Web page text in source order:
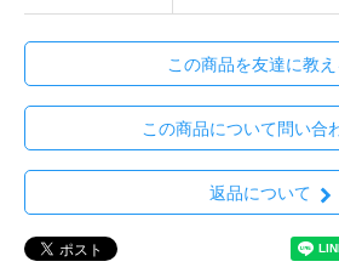
この商品を友達に教え
この商品について問い合
返品について